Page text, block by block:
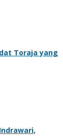
Toraja yang